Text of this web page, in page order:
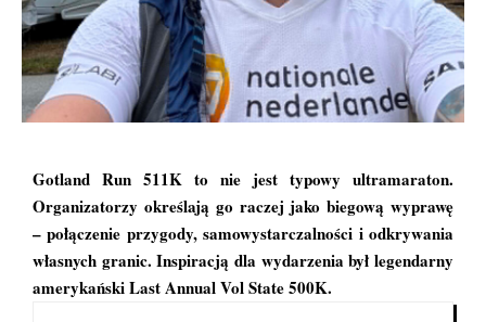
Gotland Run 511K to nie jest typowy ultramaraton.
Organizatorzy określają go raczej jako biegową wyprawę
– połączenie przygody, samowystarczalności i odkrywania
własnych granic. Inspiracją dla wydarzenia był legendarny
amerykański Last Annual Vol State 500K.